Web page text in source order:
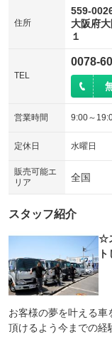
：装備なし
チップアップシート
ウォークスルー
：装備なし
サイドカメラ
エアサスペンション
：装備なし
住所
559-
大阪府
１
TEL
0078-
営業時間 9:00～
定休日 水曜日
販売可能エ
リア
全国
スタッフ紹介
☆
ト
お客様の夢を叶える
頂けるよう今までの経